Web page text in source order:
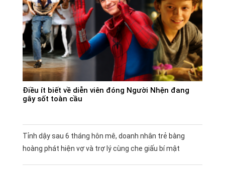
Điều ít biết về diễn viên đóng Người Nhện đang
gây sốt toàn cầu
Tỉnh dậy sau 6 tháng hôn mê, doanh nhân trẻ bàng
hoàng phát hiện vợ và trợ lý cùng che giấu bí mật